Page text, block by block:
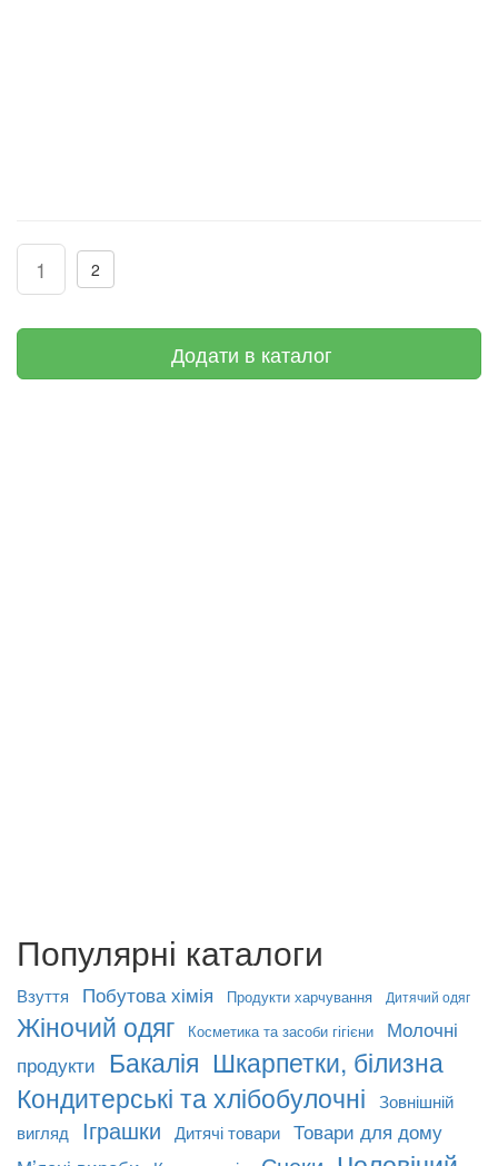
1 2
Додати в каталог
Популярні каталоги
Взуття Побутова хімія Продукти харчування Дитячий одяг
Жіночий одяг Косметика та засоби гігієни
Молочні
продукти Бакалія Шкарпетки, білизна
Кондитерські та хлібобулочні
Зовнішній
вигляд
Іграшки Дитячі товари Товари для дому